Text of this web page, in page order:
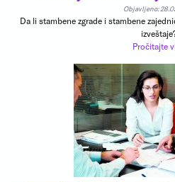
Objavljeno:
Da li stambene zgrade i stambene
Pročitajte